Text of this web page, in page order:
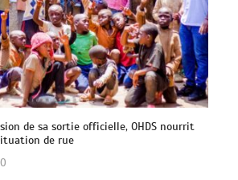
de sa sortie officielle, OHDS nourrit
de rue